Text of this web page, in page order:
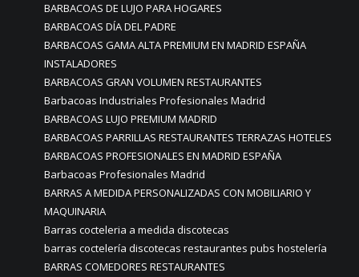
BARBACOAS DE LUJO PARA HOGARES
BARBACOAS DÍA DEL PADRE
BARBACOAS GAMA ALTA PREMIUM EN MADRID ESPAÑA
INSTALADORES
BARBACOAS GRAN VOLUMEN RESTAURANTES
Barbacoas Industriales Profesionales Madrid
BARBACOAS LUJO PREMIUM MADRID
BARBACOAS PARRILLAS RESTAURANTES TERRAZAS HOTELES
BARBACOAS PROFESIONALES EN MADRID ESPAÑA
Barbacoas Profesionales Madrid
BARRAS A MEDIDA PERSONALIZADAS CON MOBILIARIO Y
MAQUINARIA
Barras cocteleria a medida discotecas
barras coctelería discotecas restaurantes pubs hostelería
BARRAS COMEDORES RESTAURANTES